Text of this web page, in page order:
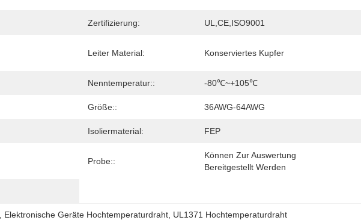
Zertifizierung: UL,CE,ISO9001
Leiter Material: Konserviertes Kupfer
Nenntemperatur:: -80℃~+105℃
Größe:: 36AWG-64AWG
Isoliermaterial: FEP
Probe::
Können Zur Auswertung
Bereitgestellt Werden
Elektronische Geräte Hochtemperaturdraht, UL1371 Hochtemperaturdraht